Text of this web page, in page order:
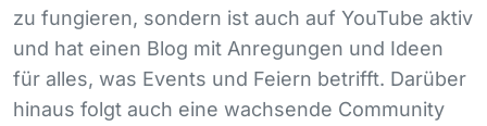
zu fungieren, sondern ist auch auf YouTube aktiv
und hat einen Blog mit Anregungen und Ideen
für alles, was Events und Feiern betrifft. Darüber
hinaus folgt auch eine wachsende Community